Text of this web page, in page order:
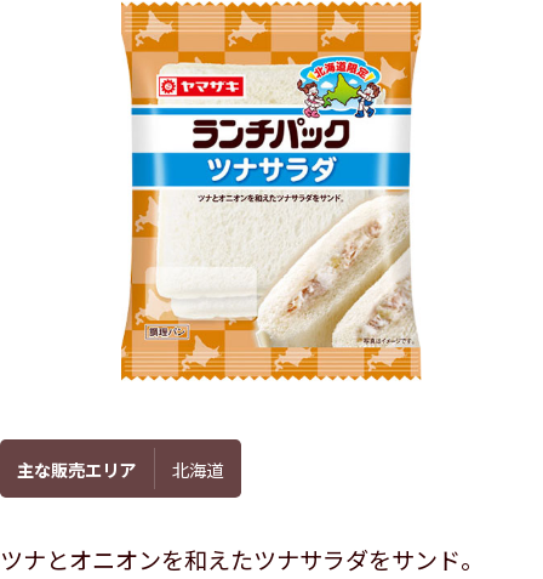
主な販売エリア 北海道
ツナとオニオンを和えたツナサラダをサンド。